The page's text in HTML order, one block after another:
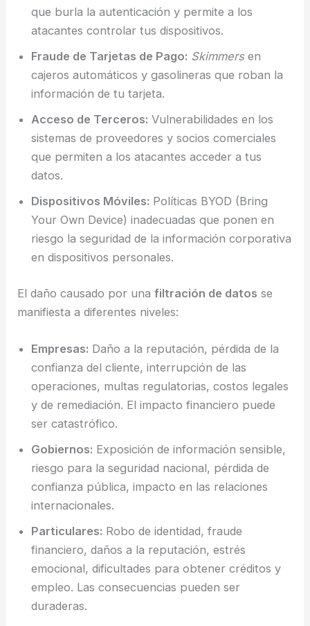
que burla la autenticación y permite a los
atacantes controlar tus dispositivos.
Fraude de Tarjetas de Pago: Skimmersen
cajeros automáticos y gasolineras que roban la
información de tu tarjeta.
Acceso de Terceros: Vulnerabilidades en los
sistemas de proveedores y socios comerciales
que permiten a los atacantes acceder a tus
datos.
Dispositivos Móviles: Políticas BYOD (Bring
Your Own Device) inadecuadas que ponen en
riesgo la seguridad de la información corporativa
en dispositivos personales.
El daño causado por unafiltración de datos se
manifiesta a diferentes niveles:
Empresas: Daño a la reputación, pérdida de la
confianza del cliente, interrupción de las
operaciones, multas regulatorias, costos legales
y de remediación. El impacto financiero puede
ser catastrófico.
Gobiernos: Exposición de información sensible,
riesgo para la seguridad nacional, pérdida de
confianza pública, impacto en las relaciones
internacionales.
Particulares: Robo de identidad, fraude
financiero, daños a la reputación, estrés
emocional, dificultades para obtener créditos y
empleo. Las consecuencias pueden ser
duraderas.